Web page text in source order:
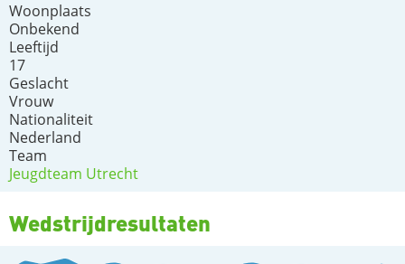
Woonplaats
Onbekend
Leeftijd
17
Geslacht
Vrouw
Nationaliteit
Nederland
Team
Jeugdteam Utrecht
Wedstrijdresultaten